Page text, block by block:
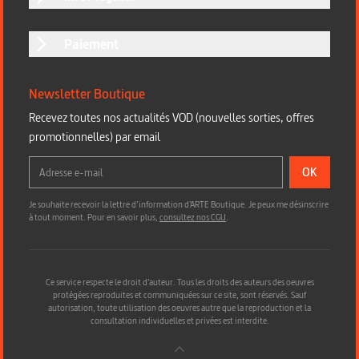
Newsletter Boutique
Recevez toutes nos actualités VOD (nouvelles sorties, offres
promotionnelles) par email
OK
Je souhaite recevoir la lettre d’information d'ARTE Boutique. Je peux me désinscrire
à tout moment. Pour en savoir plus,consultez nos CGU.
Ce service respecte le droit d’auteur. Tous les droits des auteurs des oeuvres
protégées reproduites et communiquées sur ce site, sont réservés. Sauf
autorisation, toute utilisation des oeuvres autre que la reproduction et la
consultation individuelles et privées est interdite.